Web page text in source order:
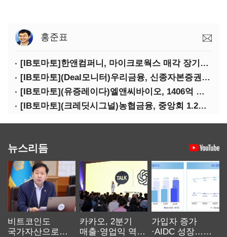
홍준표
[IB토마토]한앤컴퍼니, 마이크로웍스 매각 장기화 대비…배당 회수판 깔았다
[IB토마토](Deal모니터)우리금융, 신종자본증권 발행했지만 차환금리 '부담'
[IB토마토](유증레이다)엘앤씨바이오, 1406억 유증…최대주주는 절반만 청약
[IB토마토](크레딧시그널)농협금융, 중앙회 1.2조 지원받아 생산적금융 확대
뉴스리듬
비트코인도
국가자산으로…'
카카오, 2분기
매출·영업익 역대
가입자 증가
·AIDC 성장…